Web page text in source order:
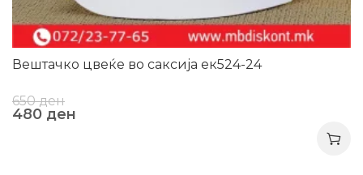
Вештачко цвеќе во саксија ек524-24
650ден
480 ден